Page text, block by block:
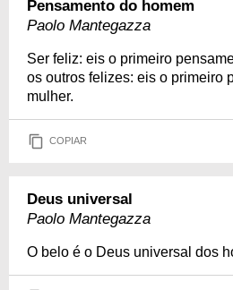
Pensamento do homem
Paolo Mantegazza
Ser feliz: eis o primeiro
os outros felizes: eis o primeiro
mulher.
COPIAR
Deus universal
Paolo Mantegazza
O belo é o Deus universal dos